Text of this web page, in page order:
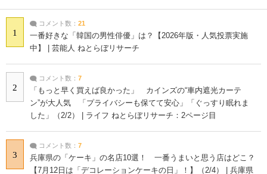
1
コメント数： 21
一番好きな「韓国の男性俳優」は？【2026年版・人気投票実施
中】 | 芸能人 ねとらぼリサーチ
2
コメント数： 7
「もっと早く買えば良かった」 カインズの“車内遮光カーテ
ン”が大人気 「プライバシーも保てて安心」「ぐっすり眠れま
した」（2/2） | ライフ ねとらぼリサーチ：2ページ目
3
コメント数： 7
兵庫県の「ケーキ」の名店10選！ 一番うまいと思う店はどこ？
【7月12日は「デコレーションケーキの日」！】（2/4） | 兵庫県